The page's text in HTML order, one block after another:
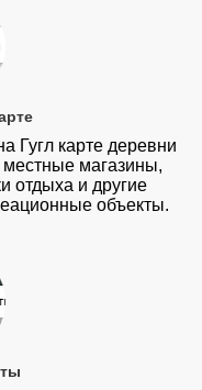
Гугл карте деревни
магазины,
отдыха и другие
объекты.